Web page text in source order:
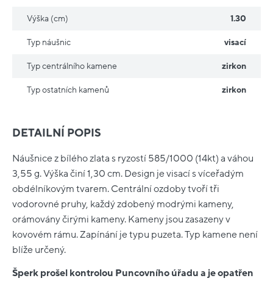
DETAILNÍ POPIS
Náušnice z bílého zlata s ryzostí 585/1000 (14kt) a váhou
3,55 g. Výška činí 1,30 cm. Design je visací s víceřadým
obdélníkovým tvarem. Centrální ozdoby tvoří tři
vodorovné pruhy, každý zdobený modrými kameny,
orámovány čirými kameny. Kameny jsou zasazeny v
kovovém rámu. Zapínání je typu puzeta. Typ kamene není
blíže určený.
Šperk prošel kontrolou Puncovního úřadu a je opatřen
Výška (cm) 1.30
Typ náušnic visací
Typ centrálního kamene zirkon
Typ ostatních kamenů zirkon